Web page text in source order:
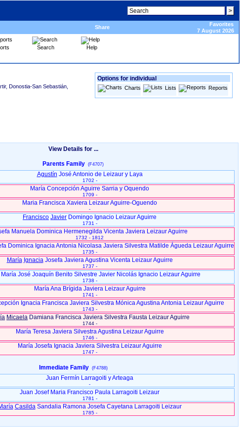
Share
Favorites
7 August 2026
Search Help
Donostia-San Sebastián,
Options for individual
Charts Lists Reports
View Details for ...
Parents Family (F4707)
Agustín José Antonio de Leizaur y Laya
1702 -
María Concepción Aguirre Sarria y Oquendo
1709 -
Maria Francisca Xaviera Leizaur Aguirre-Oguendo
-
Francisco Javier Domingo Ignacio Leizaur Aguirre
1731 -
Manuela Dominica Hermenegilda Vicenta Javiera Leizaur Aguirre
1732 - 1812
Dominica Ignacia Antonia Nicolasa Javiera Silvestra Matilde Águeda Leizaur Aguirre
1735 -
María IgnaciaJosefa Javiera Agustina Vicenta Leizaur Aguirre
1737 -
José Joaquín Benito Silvestre Javier Nicolás Ignacio Leizaur Aguirre
1738 -
María Ana Brígida Javiera Leizaur Aguirre
1741 -
Ignacia Francisca Javiera Silvestra Mónica Agustina Antonia Leizaur Aguirre
1743 -
Micaela Damiana Francisca Javiera Silvestra Fausta Leizaur Aguirre
1744 -
María Teresa Javiera Silvestra Agustina Leizaur Aguirre
1746 -
María Josefa Ignacia Javiera Silvestra Leizaur Aguirre
1747 -
Immediate Family (F4788)
Juan Fermín Larragoiti y Arteaga
-
Juan Josef Maria Francisco Paula Larragoiti Leizaur
1781 -
CasildaSandalia Ramona Josefa Cayetana Larragoiti Leizaur
1785 -